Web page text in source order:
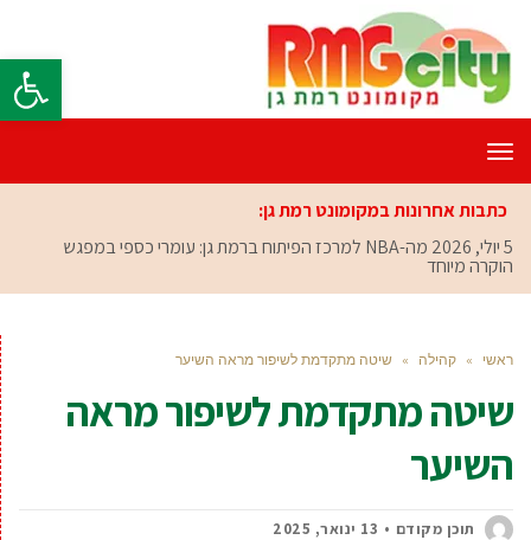
פתח
תפריט
כתבות אחרונות במקומונט רמת גן:
5 יולי, 2026
מה-NBA למרכז הפיתוח ברמת גן: עומרי כספי במפגש
הוקרה מיוחד
ראשי » קהילה » שיטה מתקדמת לשיפור מראה השיער
שיטה מתקדמת לשיפור מראה
השיער
תוכן מקודם 13 ינואר, 2025